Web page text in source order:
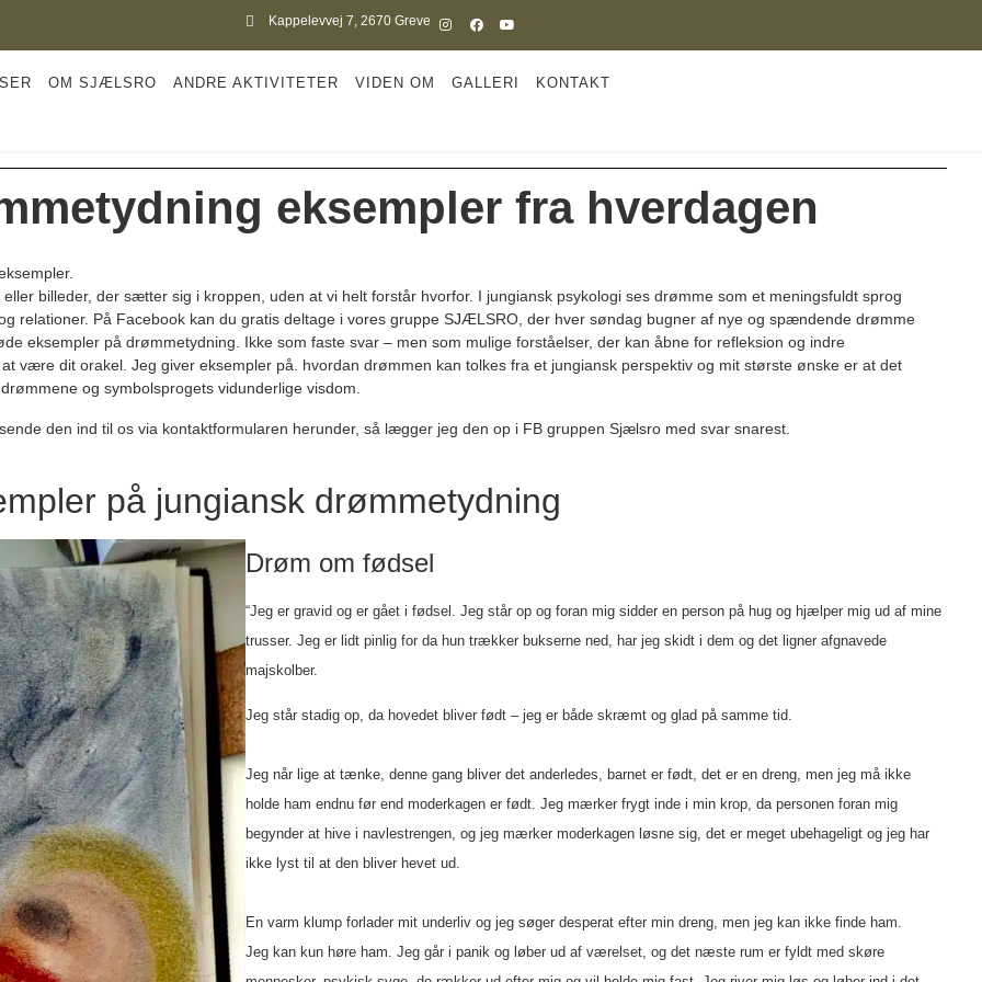
Kappelevvej 7, 2670 Greve
OM SJÆLSRO ANDRE AKTIVITETER VIDEN OM GALLERI KONTAKT
eksempler fra hverdagen
billeder, der sætter sig i kroppen, uden at vi helt forstår hvorfor. I jungiansk psykologi ses drømme som et meningsfuldt sprog
relationer. På Facebook kan du gratis deltage i vores gruppe SJÆLSRO, der hver søndag bugner af nye og spændende drømme
eksempler på drømmetydning. Ikke som faste svar – men som mulige forståelser, der kan åbne for refleksion og indre
være dit orakel. Jeg giver eksempler på. hvordan drømmen kan tolkes fra et jungiansk perspektiv og mit største ønske er at det
og symbolsprogets vidunderlige visdom.
den ind til os via kontaktformularen herunder, så lægger jeg den op i FB gruppen Sjælsro med svar snarest.
på jungiansk drømmetydning
Drøm om fødsel
“Jeg er gravid og er gået i fødsel. Jeg står op og foran mig sidder en person på hug og hjælper mig ud af mine
trusser. Jeg er lidt pinlig for da hun trækker bukserne ned, har jeg skidt i dem og det ligner afgnavede
majskolber.
Jeg står stadig op, da hovedet bliver født – jeg er både skræmt og glad på samme tid.
Jeg når lige at tænke, denne gang bliver det anderledes, barnet er født, det er en dreng, men jeg må ikke
holde ham endnu før end moderkagen er født. Jeg mærker frygt inde i min krop, da personen foran mig
begynder at hive i navlestrengen, og jeg mærker moderkagen løsne sig, det er meget ubehageligt og jeg har
ikke lyst til at den bliver hevet ud.
En varm klump forlader mit underliv og jeg søger desperat efter min dreng, men jeg kan ikke finde ham.
Jeg kan kun høre ham. Jeg går i panik og løber ud af værelset, og det næste rum er fyldt med skøre